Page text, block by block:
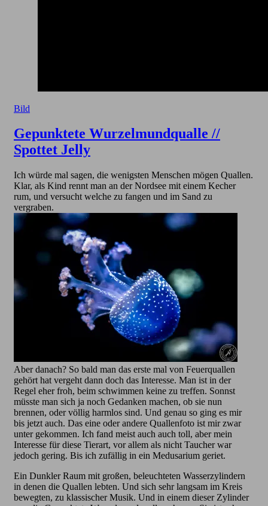
Bild
Gepunktete Wurzelmundqualle //
Spottet Jelly
Ich würde mal sagen, die wenigsten Menschen mögen Quallen.
Klar, als Kind rennt man an der Nordsee mit einem Kecher
rum, und versucht welche zu fangen und im Sand zu
vergraben.
Aber danach? So bald man das erste mal von Feuerquallen
gehört hat vergeht dann doch das Interesse. Man ist in der
Regel eher froh, beim schwimmen keine zu treffen. Sonnst
müsste man sich ja noch Gedanken machen, ob sie nun
brennen, oder völlig harmlos sind. Und genau so ging es mir
bis jetzt auch. Das eine oder andere Quallenfoto ist mir zwar
unter gekommen. Ich fand meist auch auch toll, aber mein
Interesse für diese Tierart, vor allem als nicht Taucher war
jedoch gering. Bis ich zufällig in ein Medusarium geriet.
Ein Dunkler Raum mit großen, beleuchteten Wasserzylindern
in denen die Quallen lebten. Und sich sehr langsam im Kreis
bewegten, zu klassischer Musik. Und in einem dieser Zylinder